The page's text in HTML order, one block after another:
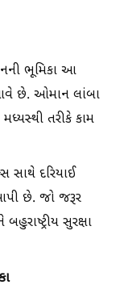
ભૂમિકા આ
આવે છે. ઓમાન લાંબા
તરીકે કામ
સાથે દરિયાઈ
આપી છે. જો જરૂર
સુરક્ષા